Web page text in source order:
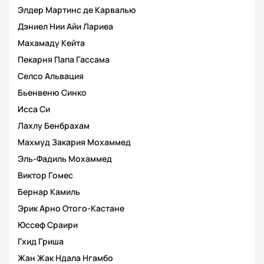
Элдер Мартинс де Карвалью
Дэниел Нии Айи Лариеа
Махамаду Кейта
Пекарня Папа Гассама
Селсо Альвация
Бьенвеню Синко
Исса Си
Лахлу Бенбрахам
Махмуд Закария Мохаммед
Эль-Фадиль Мохаммед
Виктор Гомес
Бернар Камиль
Эрик Арно Отого-Кастане
Юссеф Сраири
Гхид Гриша
Жан Жак Ндала Нгамбо